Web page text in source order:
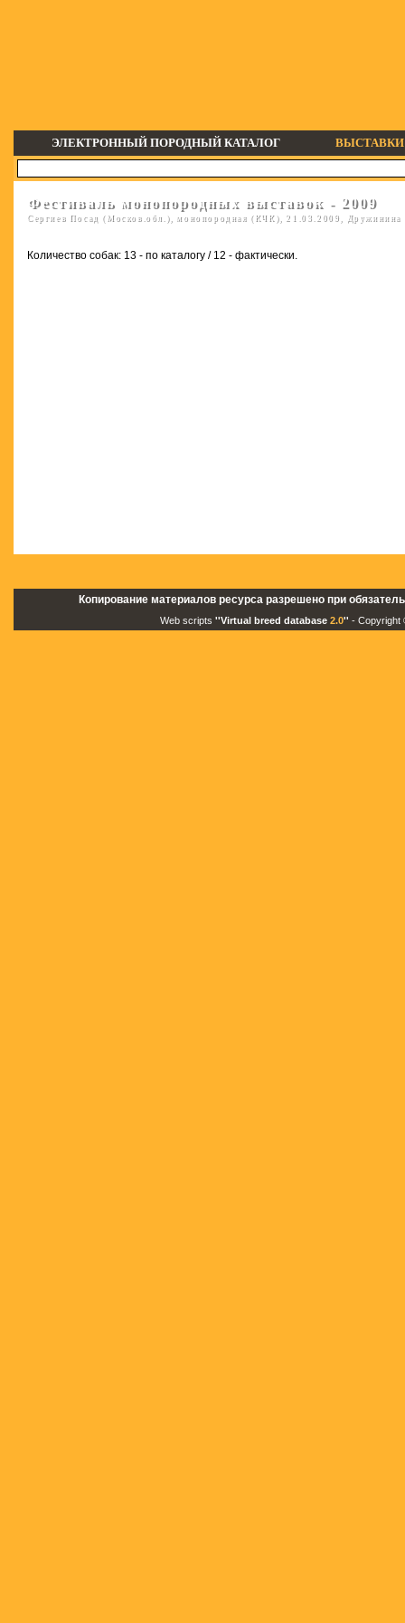
ЭЛЕКТРОННЫЙ ПОРОДНЫЙ КАТАЛОГ ВЫСТАВКИ
Фестиваль монопородных выставок - 2009
Сергиев Посад (Москов.обл.), монопородная (КЧК), 21.03.2009,
Количество собак: 13 - по каталогу / 12 - фактически.
Копирование материалов ресурса разрешено при
Web scripts ''Virtual breed database 2.0'' - Copyright